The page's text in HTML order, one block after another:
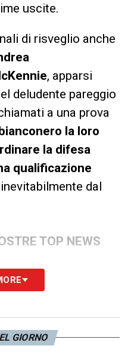
uscite.
di risveglio anche
, apparsi
deludente pareggio
a una prova
la loro
la difesa
qualificazione
dal
TOP NEWS
GIORNO